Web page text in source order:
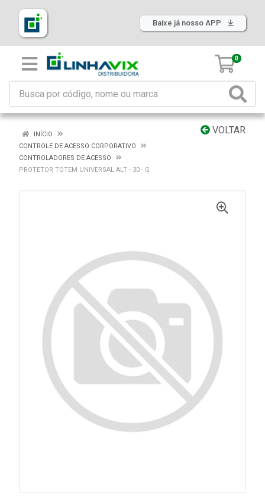
Baixe já nosso APP
0
VOLTAR
INÍCIO
CONTROLE DE ACESSO CORPORATIVO
CONTROLADORES DE ACESSO
PROTETOR TOTEM UNIVERSAL ALT - 30 - G